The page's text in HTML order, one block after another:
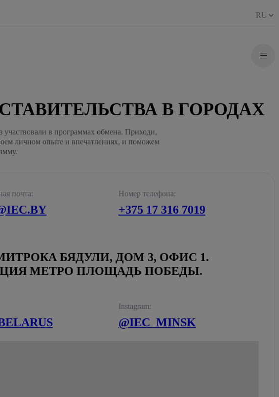
RU
В ГОРОДАХ
участвовали в программах обмена. Приходи,
личном опыте и впечатлениях, и поможем
почта: Номер телефона:
+375 17 316 7019
БЯДУЛИ, ДОМ 3, ОФИС 1.
МЕТРО ПЛОЩАДЬ ПОБЕДЫ.
Instagram:
@IEC_MINSK